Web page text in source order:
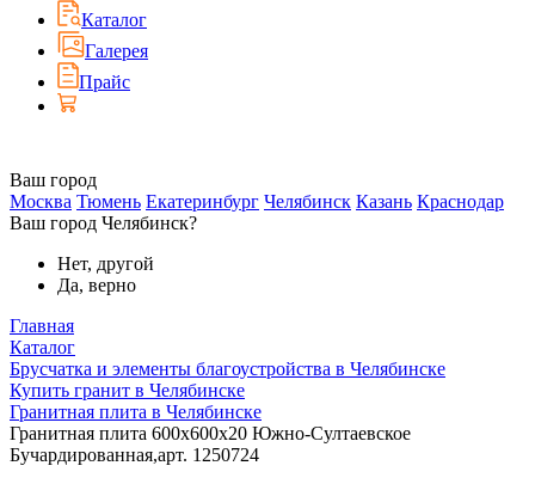
Каталог
Галерея
Прайс
Ваш город
Москва Тюмень Екатеринбург Челябинск Казань Краснодар
Ваш город Челябинск?
Нет, другой
Да, верно
Главная
Каталог
Брусчатка и элементы благоустройства в Челябинске
Купить гранит в Челябинске
Гранитная плита в Челябинске
Гранитная плита 600х600x20 Южно-Султаевское
Бучардированная,арт. 1250724